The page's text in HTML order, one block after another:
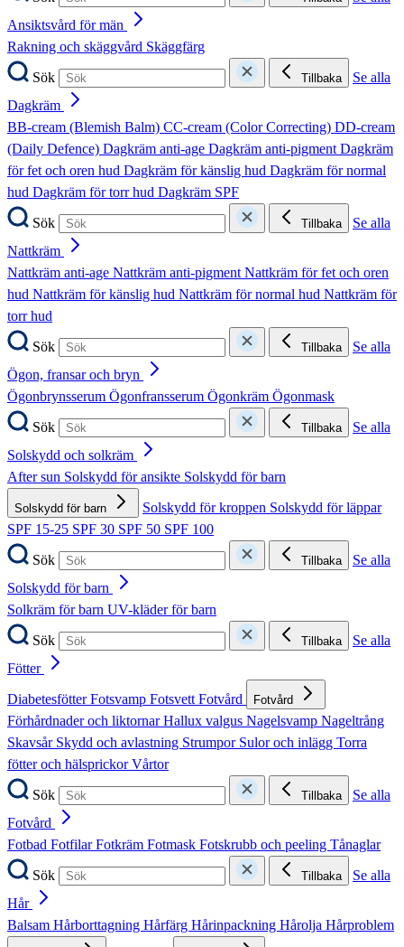
Ansiktsvård för män
Rakning och skäggvård Skäggfärg
Sök
Tillbaka
Se alla
Dagkräm
BB-cream (Blemish Balm) CC-cream (Color Correcting) DD-cream
(Daily Defence) Dagkräm anti-age Dagkräm anti-pigmentDagkräm
för fet och oren hud Dagkräm för känslig hud Dagkräm för normal
hud Dagkräm för torr hud Dagkräm SPF
Sök
Tillbaka
Se alla
Nattkräm
Nattkräm anti-age Nattkräm anti-pigmentNattkräm för fet och oren
hud Nattkräm för känslig hud Nattkräm för normal hud Nattkräm för
torr hud
Sök
Tillbaka
Se alla
Ögon, fransar och bryn
Ögonbrynsserum Ögonfransserum Ögonkräm Ögonmask
Sök
Tillbaka
Se alla
Solskydd och solkräm
After sun Solskydd för ansikte Solskydd för barn
Solskydd för barn Solskydd för kroppen Solskydd för läppar
SPF 15-25 SPF 30 SPF 50 SPF 100
Sök
Tillbaka
Se alla
Solskydd för barn
Solkräm för barn UV-kläder för barn
Sök
Tillbaka
Se alla
Fötter
DiabetesfötterFotsvamp FotsvettFotvård Fotvård
Förhårdnader och liktornarHallux valgus Nagelsvamp Nageltrång
Skavsår Skydd och avlastning Strumpor Sulor och inlägg Torra
fötter och hälsprickorVårtor
Sök
Tillbaka
Se alla
Fotvård
Fotbad FotfilarFotkräm Fotmask Fotskrubb och peeling Tånaglar
Sök
Tillbaka
Se alla
Hår
Balsam Hårborttagning Hårfärg Hårinpackning Hårolja Hårproblem